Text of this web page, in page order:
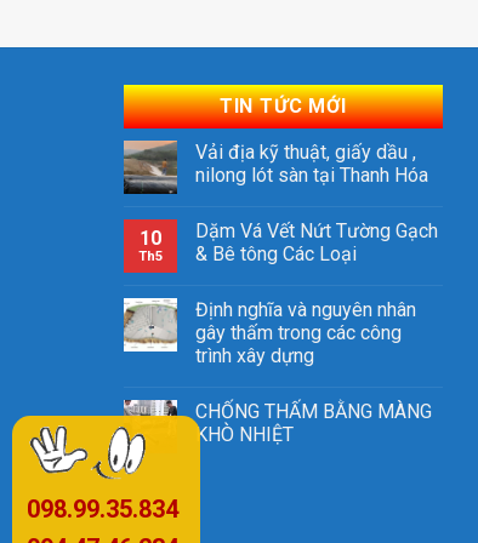
TIN TỨC MỚI
Vải địa kỹ thuật, giấy dầu ,
nilong lót sàn tại Thanh Hóa
10
Th5
Dặm Vá Vết Nứt Tường Gạch
& Bê tông Các Loại
Định nghĩa và nguyên nhân
gây thấm trong các công
trình xây dựng
CHỐNG THẤM BẰNG MÀNG
KHÒ NHIỆT
098.99.35.834